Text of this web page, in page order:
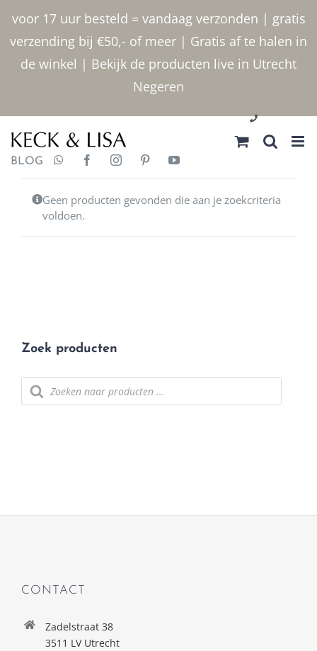
voor 17 uur besteld = vandaag verzonden | gratis
verzending bij €50,- of meer | Gratis af te halen in
de winkel | Bekijk de producten live in Utrecht
Negeren
inhoud
030 2400000
BLOG
Geen producten gevonden die aan je zoekcriteria
voldoen.
Zoek producten
Producten
zoeken
CONTACT
Zadelstraat 38
3511 LV Utrecht